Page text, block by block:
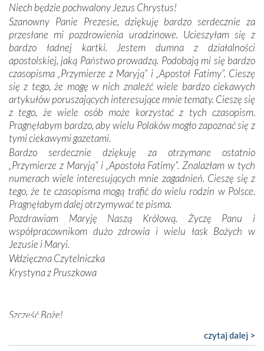
mieliśmy okazję przekonać się, że Maryja swoją opieką
otacza nie tylko nasz naród, lecz wszystkie nacje, które
się Jej ufnie oddają, a także każdą osobę, która zawierza
Jej siebie oraz swych bliskich.
Dzieje Portugalii to również historia wierności Bogu i
odstępstw, także w życiu władców. Trudne momenty w
wymiarze tak osobistym, jak i zbiorowym, przypominają o
konieczności ciągłego zabiegania o własną duszę i o łaskę
Opatrzności. Wierność przynosi pomyślność –
przynajmniej w życiu duchowym. Odstępstwo owocuje
nieszczęściem i śmiercią. Te uniwersalne prawdy
przychodziły na myśl, gdy słuchaliśmy opowieści
przewodników o portugalskich monarchach i wodzach,
zwycięskich bitwach i nieszczęśliwych losach grzesznych
kochanków.
Byli tym razem pośród Apostołów Fatimy reprezentanci
każdego spośród żyjących pokoleń. Najmłodszy uczestnik
liczył sobie 13 lat, zaś senior, pan Zdzisław – już 94.
Całe życie marzyłem, by tu przyjechać
Nasza pielgrzymka nie byłaby tak bogata w duchową treść
Oprócz zapewnienia nam możliwości codziennego
Niech będzie pochwalony Jezus Chrystus!
Szanowny Panie Prezesie, dziękuję bardzo serdecznie za
przesłane mi pozdrowienia urodzinowe. Ucieszyłam się z
bardzo ładnej kartki. Jestem dumna z działalności
apostolskiej, jaką Państwo prowadzą. Podobają mi się bardzo
czasopisma „Przymierze z Maryją” i „Apostoł Fatimy”. Cieszę
się z tego, że mogę w nich znaleźć wiele bardzo ciekawych
artykułów poruszających interesujące mnie tematy. Cieszę się
z tego, że wiele osób może korzystać z tych czasopism.
Pragnęłabym bardzo, aby wielu Polaków mogło zapoznać się z
tymi ciekawymi gazetami.
Bardzo serdecznie dziękuję za otrzymane ostatnio
„Przymierze z Maryją” i „Apostoła Fatimy”. Znalazłam w tych
numerach wiele interesujących mnie zagadnień. Cieszę się z
tego, że te czasopisma mogą trafić do wielu rodzin w Polsce.
Pragnęłabym dalej otrzymywać te pisma.
Pozdrawiam Maryję Naszą Królową. Życzę Panu i
współpracownikom dużo zdrowia i wielu łask Bożych w
Jezusie i Maryi.
Wdzięczna Czytelniczka
Krystyna z Pruszkowa
Szczęść Boże!
to pismo, które bardzo sobie cenię i szanuję. Redagujecie
czytaj dalej >